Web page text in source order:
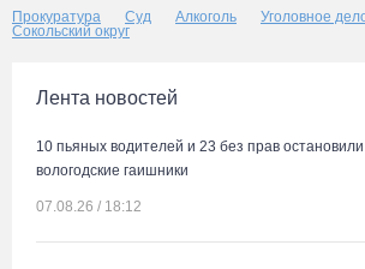
Прокуратура Суд Алкоголь Уголовное
Сокольский округ
Лента новостей
10 пьяных водителей и 23 без прав остановили
вологодские гаишники
07.08.26 / 18:12